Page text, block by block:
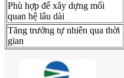
Phù hợp để xây dựng mối
quan hệ lâu dài
Tăng trưởng tự nhiên qua thời
gian